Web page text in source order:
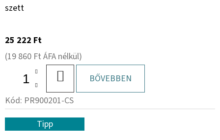
szett
25 222 Ft
(19 860 Ft ÁFA nélkül)
KOSÁRBABŐVEBBEN
Kód: PR900201-CS
Tipp